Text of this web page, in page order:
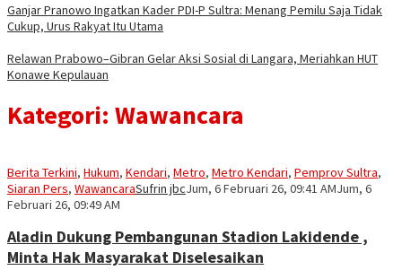
Ganjar Pranowo Ingatkan Kader PDI-P Sultra: Menang Pemilu Saja Tidak
Cukup, Urus Rakyat Itu Utama
Relawan Prabowo–Gibran Gelar Aksi Sosial di Langara, Meriahkan HUT
Konawe Kepulauan
Kategori: Wawancara
Berita Terkini, Hukum, Kendari, Metro, Metro Kendari, Pemprov Sultra,
Siaran Pers, WawancaraSufrin jbcJum, 6 Februari 26, 09:41 AMJum, 6
Februari 26, 09:49 AM
Aladin Dukung Pembangunan Stadion Lakidende ,
Minta Hak Masyarakat Diselesaikan